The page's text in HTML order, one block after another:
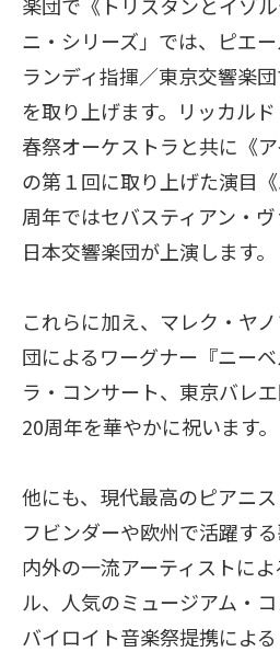
ニ・シリーズ」では、ピエ
ランディ指揮／東京交響楽
を取り上げます。リッカル
春祭オーケストラと共に《
の第１回に取り上げた演目
周年ではセバスティアン・
日本交響楽団が上演します。
これらに加え、マレク・ヤ
団によるワーグナー『ニー
ラ・コンサート、東京バレ
20周年を華やかに祝います。
他にも、現代最高のピアニ
フビンダーや欧州で活躍す
内外の一流アーティストに
ル、人気のミュージアム・
バイロイト音楽祭提携によ